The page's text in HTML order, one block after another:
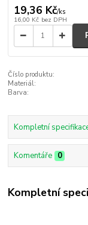
19,36 Kč/ks
16,00 Kč bez DPH
Číslo produktu:
Materiál:
Barva:
Kompletní
Komentáře 0
Kompletní